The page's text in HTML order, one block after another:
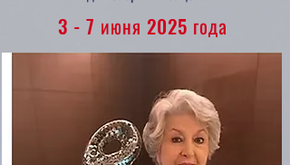
3 - 7 июня 2025 года